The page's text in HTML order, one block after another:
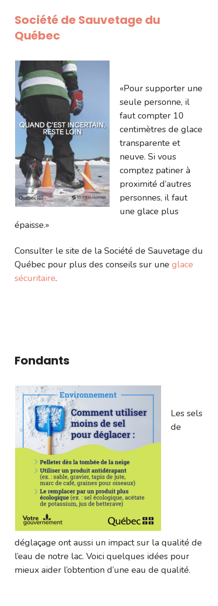
Société de Sauvetage du
Québec
«Pour supporter une
seule personne, il
faut compter 10
centimètres de glace
transparente et
neuve. Si vous
comptez patiner à
proximité d’autres
personnes, il faut
une glace plus
épaisse.»
Consulter le site de la Société de Sauvetage du
Québec pour plus des conseils sur une glace
sécuritaire.
Fondants
Les sels
de
déglaçage ont aussi un impact sur la qualité de
l’eau de notre lac. Voici quelques idées pour
mieux aider l’obtention d’une eau de qualité.